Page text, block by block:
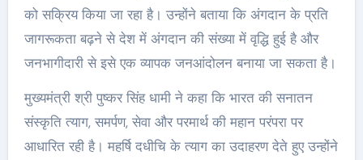
को सक्रिय किया जा रहा है। उन्होंने बताया कि अंगदान के प्रति
जागरूकता बढ़ने से देश में अंगदान की संख्या में वृद्धि हुई है और
जनभागीदारी से इसे एक व्यापक जनआंदोलन बनाया जा सकता है।
मुख्यमंत्री श्री पुष्कर सिंह धामी ने कहा कि भारत की सनातन
संस्कृति त्याग, समर्पण, सेवा और परमार्थ की महान परंपरा पर
आधारित रही है। महर्षि दधीचि के त्याग का उदाहरण देते हुए उन्होंने